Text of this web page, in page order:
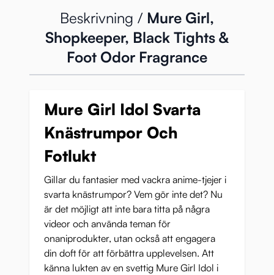
Beskrivning / Mure Girl,
Shopkeeper, Black Tights &
Foot Odor Fragrance
Mure Girl Idol Svarta
Knästrumpor Och
Fotlukt
Gillar du fantasier med vackra anime-tjejer i
svarta knästrumpor? Vem gör inte det? Nu
är det möjligt att inte bara titta på några
videor och använda teman för
onaniprodukter, utan också att engagera
din doft för att förbättra upplevelsen. Att
känna lukten av en svettig Mure Girl Idol i